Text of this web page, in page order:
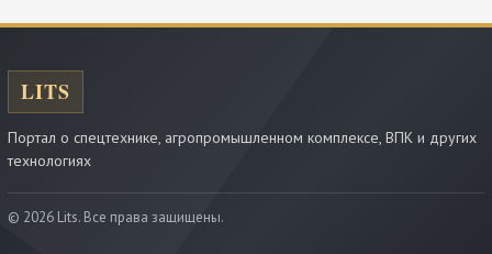
Портал о спецтехнике, агропромышленном комплексе, ВПК и других
технологиях
© 2026 Lits. Все права защищены.